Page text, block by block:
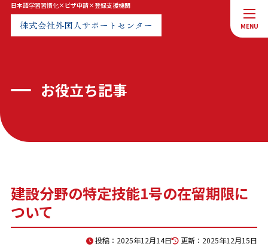
日本語学習習慣化×ビザ申請×登録支援機関
MENU
お役立ち記事
建設分野の特定技能1号の在留期限に
ついて
投稿：2025年12月14日 更新：2025年12月15日
サービス案内
お知らせ